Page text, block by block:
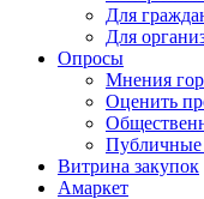
Для
Для
Опросы
Мнения
Оценить
Публичные
Витрина закупок
Амаркет